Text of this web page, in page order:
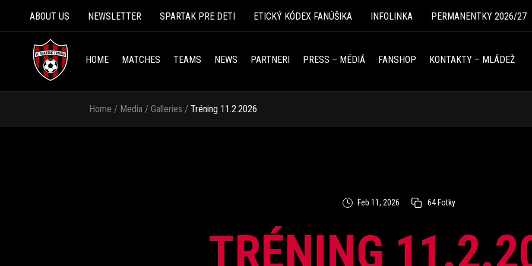
ABOUT US NEWSLETTER SPARTAK PRE DETI ETICKÝ KÓDEX FANÚŠIKA INFOLINKA PERMANENTKY 2026/27
HOME MATCHES TEAMS NEWS PARTNERI PRESS – MÉDIÁ FANSHOP KONTAKTY – MLÁDEŽ
Home / Media / Galleries / Tréning 11.2.2026
Feb 11, 2026 64 Fotky
TRÉNING